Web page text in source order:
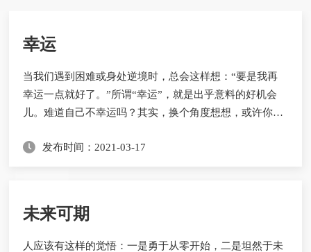
幸运
当我们遇到困难或身处逆境时，总会这样想：“要是我再
幸运一点就好了。”所谓“幸运”，就是出乎意料的好机会
儿。难道自己不幸运吗？其实，换个角度想想，或许你已
福的生活，能无忧无虑得在春天看漫山遍野的花，在夏天
体验精彩的人生，这样的安宁幸福，难道不是我...
发布时间：2021-03-17
未来可期
人应该有这样的觉悟：一是勇于从零开始，二是坦然于未